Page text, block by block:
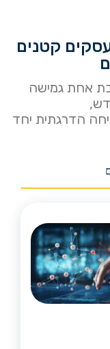
קטנים
אחת גמישה
הדרגתית יחד